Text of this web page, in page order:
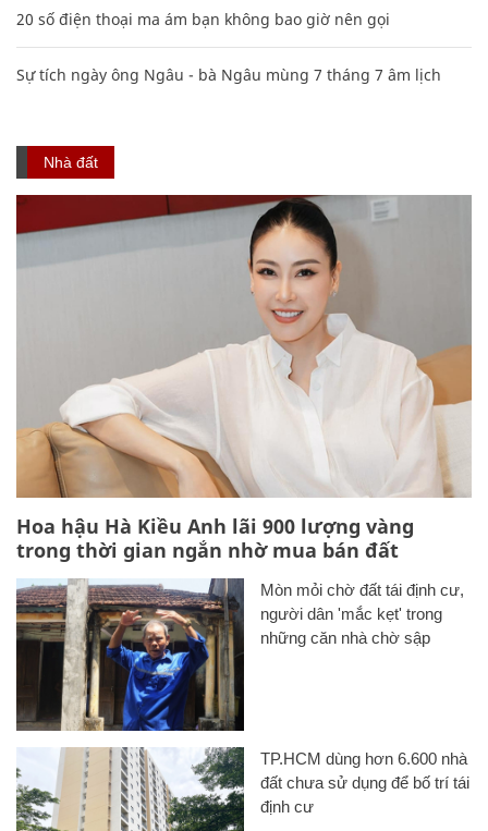
20 số điện thoại ma ám bạn không bao giờ nên gọi
Sự tích ngày ông Ngâu - bà Ngâu mùng 7 tháng 7 âm lịch
Nhà đất
Hoa hậu Hà Kiều Anh lãi 900 lượng vàng
trong thời gian ngắn nhờ mua bán đất
Mòn mỏi chờ đất tái định cư,
người dân 'mắc kẹt' trong
những căn nhà chờ sập
TP.HCM dùng hơn 6.600 nhà
đất chưa sử dụng để bố trí tái
định cư